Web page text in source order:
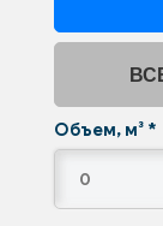
Объем, м³ *